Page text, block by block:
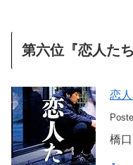
第六位『恋人たち
恋
橋